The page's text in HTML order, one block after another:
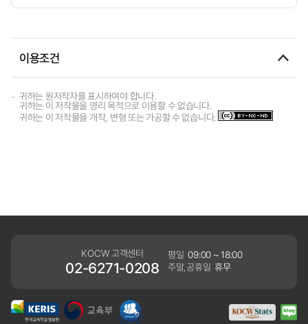
이용조건
귀하는 원저작자를 표시하여야 합니다.
귀하는 이 저작물을 영리 목적으로 이용할 수 없습니다.
귀하는 이 저작물을 개작, 변형 또는 가공할 수 없습니다.
KOCW 고객센터
02-6271-0208
평일 09:00 ~ 18:00
주말,공휴일 휴무